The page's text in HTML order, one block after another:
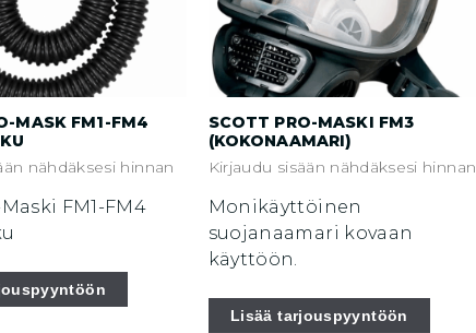
MASK FM1-FM4
nähdäksesi hinnan
FM1-FM4
SCOTT PRO-MASKI FM3
(KOKONAAMARI)
Kirjaudu sisään nähdäksesi hinnan
Monikäyttöinen
suojanaamari kovaan
käyttöön.
Lisää tarjouspyyntöön